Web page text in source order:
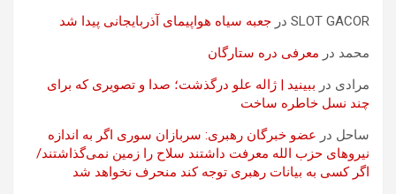
SLOT GACOR در جعبه سیاه هواپیمای آذربایجانی پیدا شد
محمد در معرفی دره ستارگان
مرادی در ببینید | ژاله علو درگذشت؛ صدا و تصویری که برای
چند نسل خاطره ساخت
ساحل در عضو خبرگان رهبری: سربازان سوری اگر به اندازه
نیروهای حزب الله معرفت داشتند سلاح را زمین نمی‌گذاشتند/
اگر کسی به بیانات رهبری توجه کند منحرف نخواهد شد